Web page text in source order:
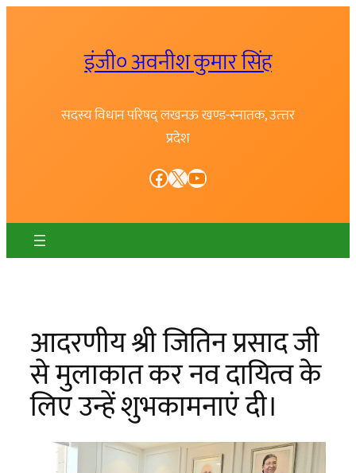
इंजी० अवनीश कुमार सिंह
सदस्य विधान परिषद् लखनऊ खण्ड-स्नातक, उत्त्तर
प्रदेश
Facebook X YouTube
आदरणीय श्री जितिन प्रसाद जी
से मुलाकात कर नव दायित्व के
लिए उन्हें शुभकामनाएं दी।